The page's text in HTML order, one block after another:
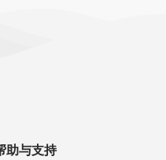
助与支持